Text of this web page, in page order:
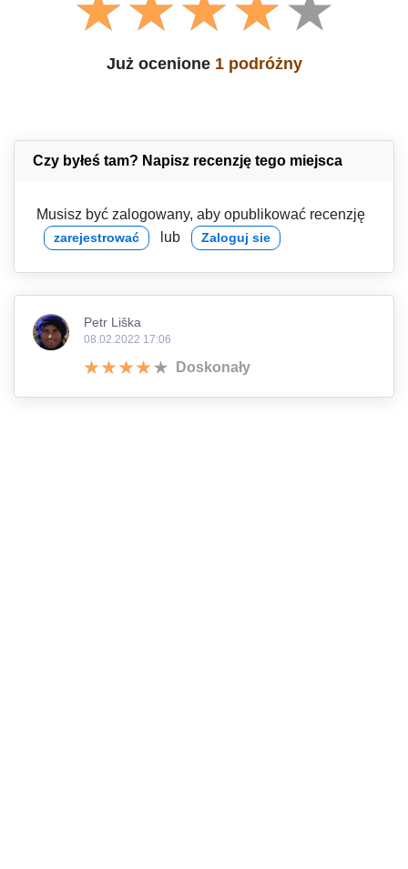
Już ocenione 1 podróżny
Czy byłeś tam? Napisz recenzję tego miejsca
Musisz być zalogowany, aby opublikować recenzję
zarejestrować lub Zaloguj sie
Petr Liška
08.02.2022 17:06
Doskonały